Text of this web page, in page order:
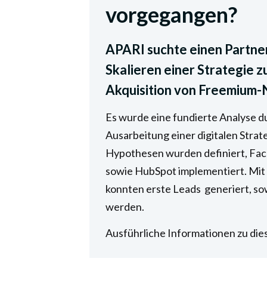
vorgegangen?
APARI suchte einen
Skalieren einer Strategie
Akquisition von
Es wurde eine fundierte Analyse
Ausarbeitung einer digitalen
Hypothesen wurden definiert,
sowie HubSpot implementiert.
konnten erste Leads generiert,
werden.
Ausführliche Informationen zu